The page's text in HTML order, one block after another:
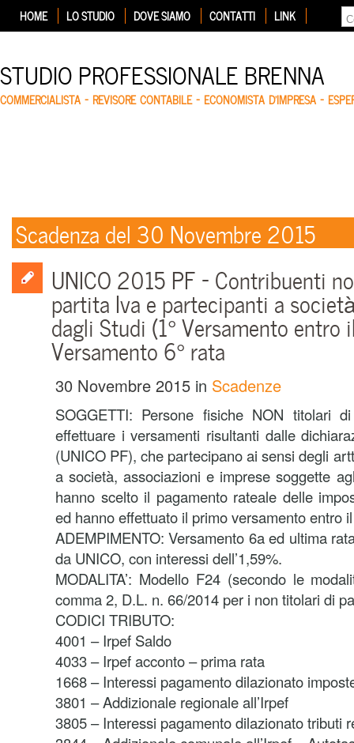
HOME LO STUDIO DOVE SIAMO CONTATTI LINK
STUDIO PROFESSIONALE BRENNA
COMMERCIALISTA – REVISORE CONTABILE – ECONOMISTA D'IMPRESA –
Scadenza del 30 Novembre 2015
UNICO 2015 PF – Contribuenti
partita Iva e partecipanti a
dagli Studi (1° Versamento entro
Versamento 6° rata
30 Novembre 2015 in Scadenze
SOGGETTI: Persone fisiche NON titolari
effettuare i versamenti risultanti dalle
(UNICO PF), che partecipano ai sensi degli
a società, associazioni e imprese soggette
hanno scelto il pagamento rateale delle
ed hanno effettuato il primo versamento entro
ADEMPIMENTO: Versamento 6a ed ultima
da UNICO, con interessi dell’1,59%.
MODALITA’: Modello F24 (secondo le
comma 2, D.L. n. 66/2014 per i non titolari di
CODICI TRIBUTO:
4001 – Irpef Saldo
4033 – Irpef acconto – prima rata
1668 – Interessi pagamento dilazionato
3801 – Addizionale regionale all’Irpef
3805 – Interessi pagamento dilazionato tributi